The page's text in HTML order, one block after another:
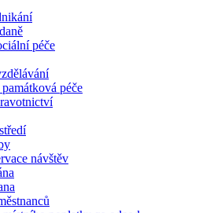
péče
péče
návštěv